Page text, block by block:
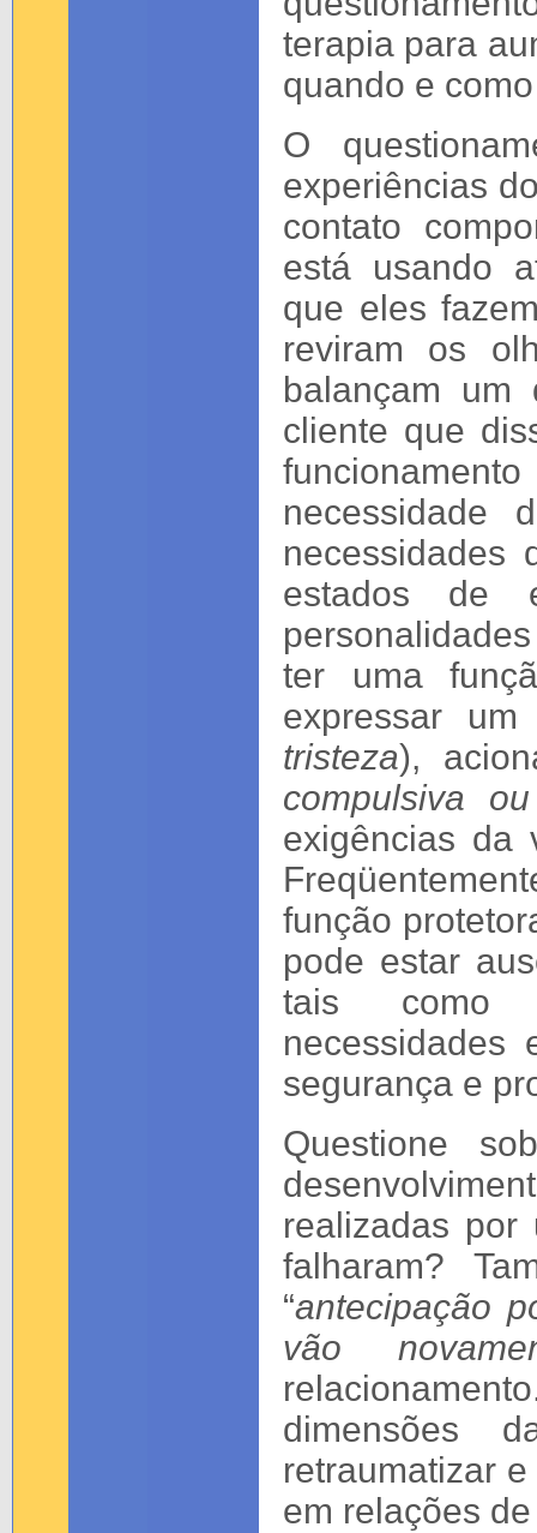
terapia para
quando e
O
experiências
contato
está usando
que eles
reviram os
balançam
cliente que
necessidades
estados de
ter uma
expressar
tristeza),
compulsiva
exigências da
função
pode estar
tais como
necessidades
segurança e
Questione
realizadas por
falharam?
“antecipação
vão
dimensões
retraumatizar
em relações